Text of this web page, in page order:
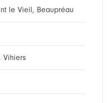
le Vieil, Beaupréau
Vihiers